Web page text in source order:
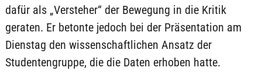
dafür als „Versteher“ der Bewegung in die Kritik
geraten. Er betonte jedoch bei der Präsentation am
Dienstag den wissenschaftlichen Ansatz der
Studentengruppe, die die Daten erhoben hatte.